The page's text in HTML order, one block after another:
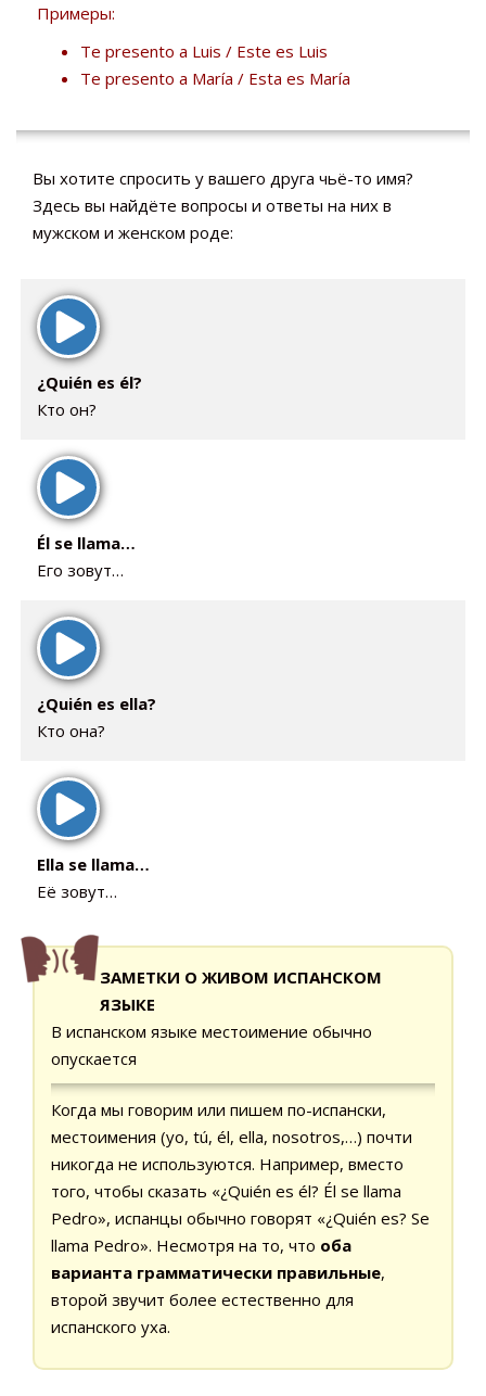
Примеры:
Te presento a Luis / Este es Luis
Te presento a María / Esta es María
Вы хотите спросить у вашего друга чьё-то имя?
Здесь вы найдёте вопросы и ответы на них в
мужском и женском роде:
¿Quién es él?
Кто он?
Él se llama…
Его зовут…
¿Quién es ella?
Кто она?
Ella se llama…
Её зовут…
ЗАМЕТКИ О ЖИВОМ ИСПАНСКОМ
ЯЗЫКЕ
В испанском языке местоимение обычно
опускается
Когда мы говорим или пишем по-испански,
местоимения (yo, tú, él, ella, nosotros,…) почти
никогда не используются. Например, вместо
того, чтобы сказать «¿Quién es él? Él se llama
Pedro», испанцы обычно говорят «¿Quién es? Se
llama Pedro». Несмотря на то, что оба
варианта грамматически правильные,
второй звучит более естественно для
испанского уха.